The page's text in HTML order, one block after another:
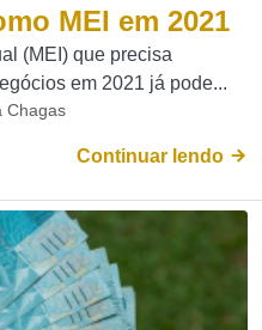
MEI em 2021
(MEI) que precisa
em 2021 já pode...
Chagas
Continuar lendo